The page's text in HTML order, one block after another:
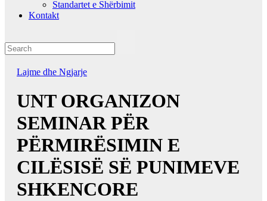
Standartet e Shërbimit
Kontakt
Lajme dhe Ngjarje
UNT ORGANIZON
SEMINAR PËR
PËRMIRËSIMIN E
CILËSISË SË PUNIMEVE
SHKENCORE